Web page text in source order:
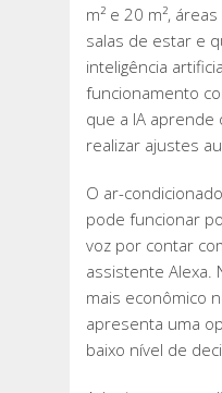
m² e 20 m²,
salas de estar e
inteligência
funcionamento
que a IA
realizar ajustes
O ar-
pode funcionar
voz por contar
assistente Alexa.
mais econômico
apresenta uma
baixo nível de